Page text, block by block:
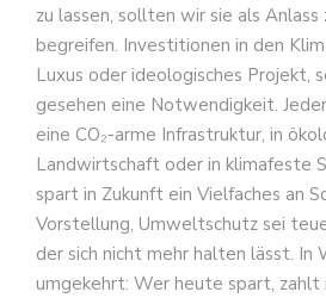
zu lassen, sollten wir sie als Anlass
begreifen. Investitionen in den
Luxus oder ideologisches Projekt,
gesehen eine Notwendigkeit.
eine CO₂-arme Infrastruktur, in
Landwirtschaft oder in klimafeste
spart in Zukunft ein Vielfaches an
Vorstellung, Umweltschutz sei
der sich nicht mehr halten lässt. In
umgekehrt: Wer heute spart, zahlt